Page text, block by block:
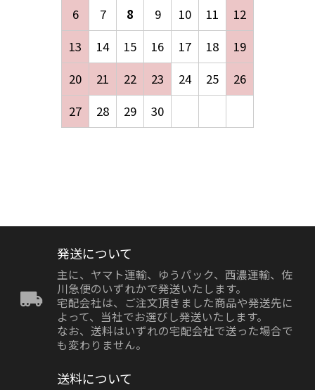
6
7 8 9 10 11
12
13
14 15 16 17 18
19
20
21 22 23 24 25
26
27
28 29 30
発送について
主に、ヤマト運輸、ゆうパック、西濃運輸、佐
川急便のいずれかで発送いたします。
宅配会社は、ご注文頂きました商品や発送先に
よって、当社でお選びし発送いたします。
なお、送料はいずれの宅配会社で送った場合で
も変わりません。
送料について